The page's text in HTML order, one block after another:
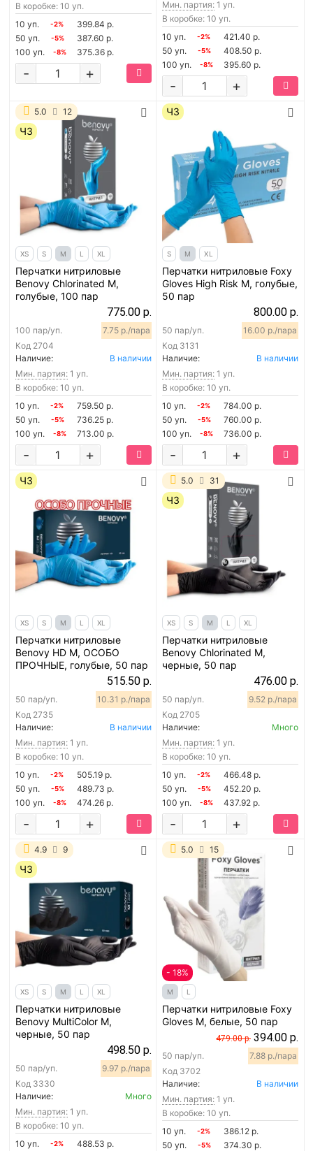
В коробке: 10 уп.
10 уп.
-2%
399.84 р.
50 уп.
-5%
387.60 р.
100 уп.
-8% 375.36 р.
+
-
Мин. партия: 1 уп.
В коробке: 10 уп.
10 уп.
-2%
421.40 р.
50 уп.
-5%
408.50 р.
100 уп.
-8% 395.60 р.
+
-
5.0 12
ЧЗ
XS S M L XL
Перчатки нитриловые
Benovy Chlorinated M,
голубые, 100 пар
775.00 р.
Код 2704
100 пар/уп. 7.75 р./пара
Наличие:
В наличии
Мин. партия: 1 уп.
В коробке: 10 уп.
10 уп.
-2%
759.50 р.
50 уп.
-5%
736.25 р.
100 уп.
-8% 713.00 р.
+
-
ЧЗ
S M XL
Перчатки нитриловые Foxy
Gloves High Risk M, голубые,
50 пар
800.00 р.
Код 3131
50 пар/уп. 16.00 р./пара
Наличие:
В наличии
Мин. партия: 1 уп.
В коробке: 10 уп.
10 уп.
-2%
784.00 р.
50 уп.
-5%
760.00 р.
100 уп.
-8% 736.00 р.
+
-
ЧЗ
XS S M L XL
Перчатки нитриловые
Benovy HD M, ОСОБО
ПРОЧНЫЕ, голубые, 50 пар
515.50 р.
Код 2735
50 пар/уп. 10.31 р./пара
Наличие:
В наличии
Мин. партия: 1 уп.
В коробке: 10 уп.
10 уп.
-2%
505.19 р.
50 уп.
-5%
489.73 р.
100 уп.
-8% 474.26 р.
+
-
5.0 31
ЧЗ
XS S M L XL
Перчатки нитриловые
Benovy Chlorinated M,
черные, 50 пар
476.00 р.
Код 2705
50 пар/уп. 9.52 р./пара
Наличие:
Много
Мин. партия: 1 уп.
В коробке: 10 уп.
10 уп.
-2%
466.48 р.
50 уп.
-5%
452.20 р.
100 уп.
-8% 437.92 р.
+
-
4.9 9
ЧЗ
XS S M L XL
Перчатки нитриловые
Benovy MultiColor M,
черные, 50 пар
498.50 р.
Код 3330
50 пар/уп. 9.97 р./пара
Наличие:
Много
Мин. партия: 1 уп.
В коробке: 10 уп.
10 уп.
-2%
488.53 р.
5.0 15
- 18%
M L
Перчатки нитриловые Foxy
Gloves M, белые, 50 пар
479.00 р. 394.00 р.
Код 3702
50 пар/уп. 7.88 р./пара
Наличие:
В наличии
Мин. партия: 1 уп.
В коробке: 10 уп.
10 уп.
-2%
386.12 р.
50 уп.
-5%
374.30 р.